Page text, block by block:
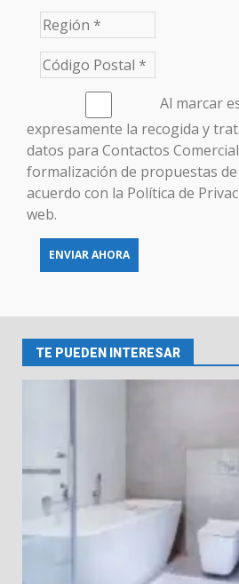
Al marcar
expresamente la recogida y
datos para Contactos
formalización de propuestas de
acuerdo con la Política de
web.
TE PUEDEN INTERESAR